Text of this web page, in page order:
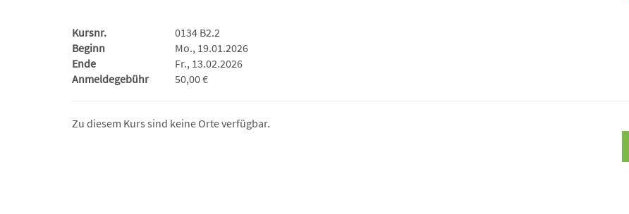
Kursnr.
0134 B2.2
Beginn
Mo., 19.01.2026
Ende
Fr., 13.02.2026
Anmeldegebühr
50,00 €
Zu diesem Kurs sind keine Orte verfügbar.